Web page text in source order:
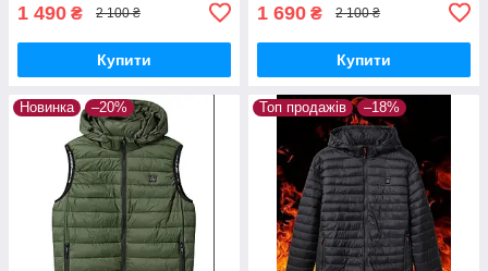
1 490 ₴ 2 100 ₴
Купити
1 690 ₴ 2 100 ₴
Купити
Новинка –20% Топ продажів –18%